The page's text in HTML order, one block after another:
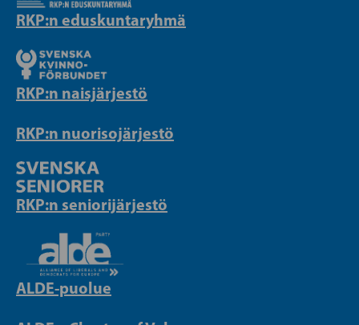
RKP:n eduskuntaryhmä
RKP:n naisjärjestö
RKP:n nuorisojärjestö
RKP:n seniorijärjestö
ALDE-puolue